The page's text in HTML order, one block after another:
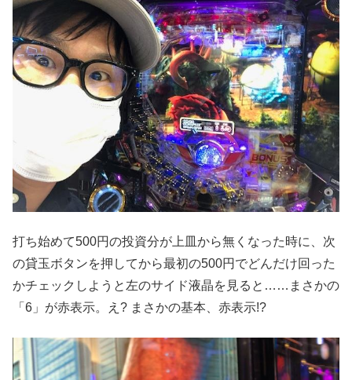
打ち始めて500円の投資分が上皿から無くなった時に、次
の貸玉ボタンを押してから最初の500円でどんだけ回った
かチェックしようと左のサイド液晶を見ると……まさかの
「6」が赤表示。え? まさかの基本、赤表示!?